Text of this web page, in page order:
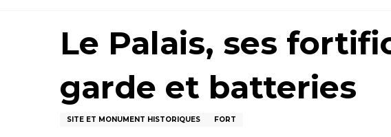
Le Palais, ses
garde et batteries
SITE ET MONUMENT HISTORIQUES FORT